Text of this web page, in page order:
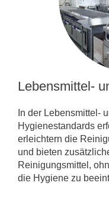
Lebensmittel-
In der Lebensmittel-
Hygienestandards
erleichtern die
und bieten
Reinigungsmittel,
die Hygiene zu